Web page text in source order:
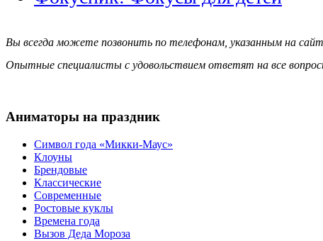
Вы всегда можете позвонить по телефонам, указанным на
Опытные специалисты с удовольствием ответят на все
Аниматоры на праздник
Символ года «Микки-Маус»
Клоуны
Брендовые
Классические
Современные
Ростовые куклы
Времена года
Вызов Деда Мороза